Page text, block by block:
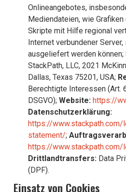
Onlineangebotes,
Mediendateien, wie
Skripte mit Hilfe regional
Internet verbundener
ausgeliefert werden können;
StackPath, LLC, 2021
Dallas, Texas 75201, USA;
Berechtigte Interessen (Art.
DSGVO); Website: https://
Datenschutzerklärung:
https://www.stackpath.com/
statement/;
https://www.stackpath.com/
Drittlandtransfers:Data
(DPF).
Einsatz von Cookies